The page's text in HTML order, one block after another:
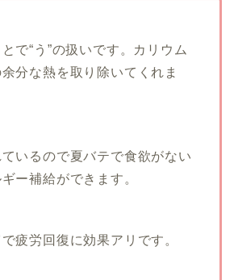
で“う”の扱いです。カリウム
分な熱を取り除いてくれま
いるので夏バテで食欲がない
ー補給ができます。
疲労回復に効果アリです。